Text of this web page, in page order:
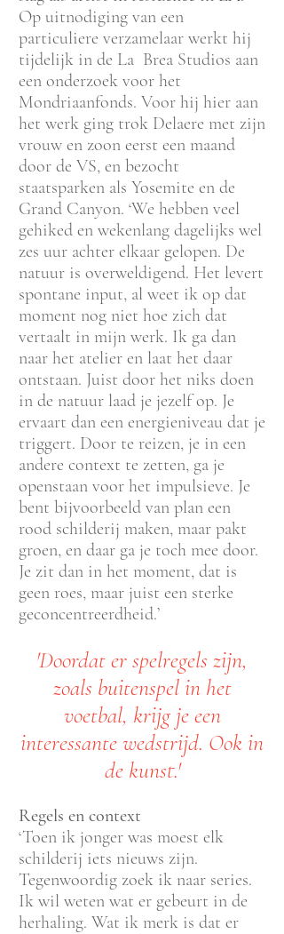
Op uitnodiging van een
particuliere verzamelaar werkt hij
tijdelijk in de La Brea Studios aan
een onderzoek voor het
Mondriaanfonds. Voor hij hier aan
het werk ging trok Delaere met zijn
vrouw en zoon eerst een maand
door de VS, en bezocht
staatsparken als Yosemite en de
Grand Canyon. ‘We hebben veel
gehiked en wekenlang dagelijks wel
zes uur achter elkaar gelopen. De
natuur is overweldigend. Het levert
spontane input, al weet ik op dat
moment nog niet hoe zich dat
vertaalt in mijn werk. Ik ga dan
naar het atelier en laat het daar
ontstaan. Juist door het niks doen
in de natuur laad je jezelf op. Je
ervaart dan een energieniveau dat je
triggert. Door te reizen, je in een
andere context te zetten, ga je
openstaan voor het impulsieve. Je
bent bijvoorbeeld van plan een
rood schilderij maken, maar pakt
groen, en daar ga je toch mee door.
Je zit dan in het moment, dat is
geen roes, maar juist een sterke
geconcentreerdheid.’
'Doordat er spelregels zijn,
zoals buitenspel in het
voetbal, krijg je een
interessante wedstrijd. Ook in
de kunst.'
Regels en context
‘Toen ik jonger was moest elk
schilderij iets nieuws zijn.
Tegenwoordig zoek ik naar series.
Ik wil weten wat er gebeurt in de
herhaling. Wat ik merk is dat er